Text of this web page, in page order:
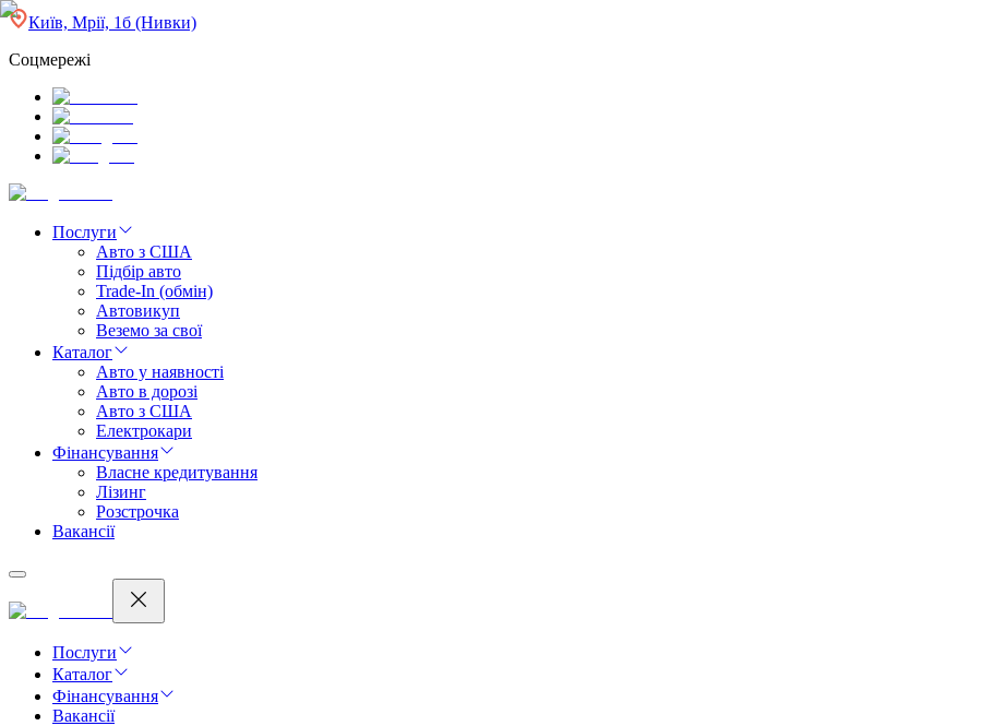
Київ, Мрії, 1б (Нивки)
Соцмережі
Послуги
Авто з США
Підбір авто
Trade-In (обмін)
Автовикуп
Веземо за свої
Каталог
Авто у наявності
Авто в дорозі
Авто з США
Електрокари
Фінансування
Власне кредитування
Лізинг
Розстрочка
Вакансії
Послуги
Каталог
Фінансування
Вакансії